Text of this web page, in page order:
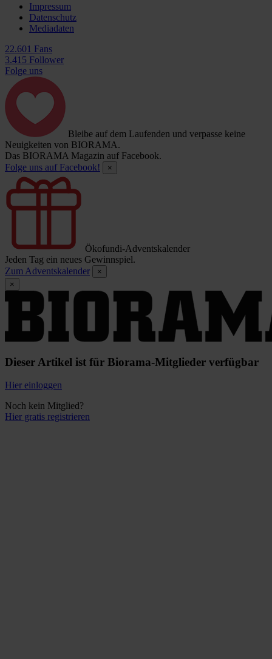
Impressum
Datenschutz
Mediadaten
22.601 Fans
3.415 Follower
Folge uns
Bleibe auf dem Laufenden und verpasse keine
Neuigkeiten von BIORAMA.
Das BIORAMA Magazin auf Facebook.
Folge uns auf Facebook!
×
Ökofundi-Adventskalender
Jeden Tag ein neues Gewinnspiel.
Zum Adventskalender
×
×
Dieser Artikel ist für Biorama-Mitglieder verfügbar
Hier einloggen
Noch kein Mitglied?
Hier gratis registrieren